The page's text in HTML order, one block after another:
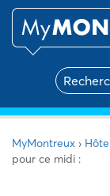
MyMontreux ›
pour ce midi :